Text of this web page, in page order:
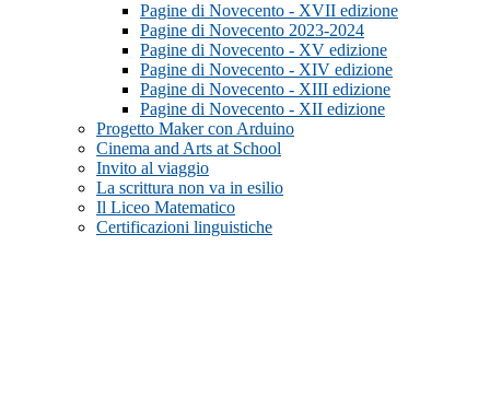
Pagine di Novecento - XVII edizione
Pagine di Novecento 2023-2024
Pagine di Novecento - XV edizione
Pagine di Novecento - XIV edizione
Pagine di Novecento - XIII edizione
Pagine di Novecento - XII edizione
Progetto Maker con Arduino
Cinema and Arts at School
Invito al viaggio
La scrittura non va in esilio
Il Liceo Matematico
Certificazioni linguistiche